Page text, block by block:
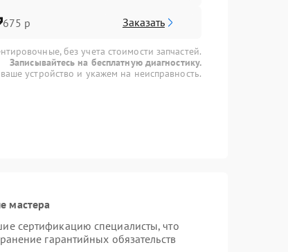
675 р Заказать
без учета стоимости запчастей.
Записывайтесь на бесплатную диагностику.
устройство и укажем на неисправность.
мастера
сертификацию специалисты, что
гарантийных обязательств